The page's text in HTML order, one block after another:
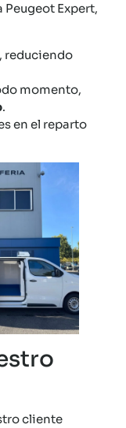
Expert,
, reduciendo
momento,
.
en el reparto
cliente